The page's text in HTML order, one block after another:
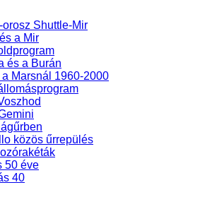
Shuttle-Mir
a Mir
és a Burán
Marsnál 1960-2000
közös űrrepülés
50 éve
40